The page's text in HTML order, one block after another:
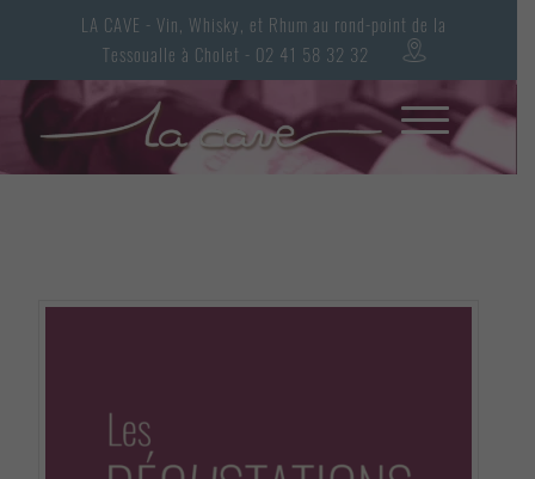
LA CAVE - Vin, Whisky, et Rhum au rond-point de la
Tessoualle à Cholet - 02 41 58 32 32